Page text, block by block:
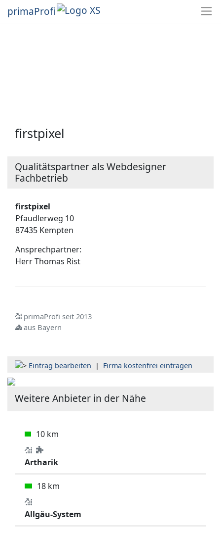
primaProfi
firstpixel
Qualitätspartner als Webdesigner
Fachbetrieb
firstpixel
Pfaudlerweg 10
87435 Kempten
Ansprechpartner:
HerrThomas Rist
primaProfi seit 2013
aus Bayern
Eintrag bearbeiten | Firma kostenfrei eintragen
Weitere Anbieter in der Nähe
10 km
Artharik
18 km
Allgäu-System